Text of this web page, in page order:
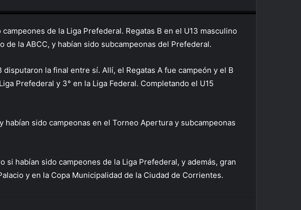
U15 C U13 Femenino
U11 Masculino U13 A
de la Liga Prefederal. Regatas B en el U13 masculino
la ABCC, y habían sido subcampeonas del Prefederal.
la final entre sí. Allí, el Regatas A fue campeón y el B
Prefederal y 3° en la Liga Federal. Completando el U15
sido campeonas en el Torneo Apertura y subcampeonas
habían sido campeones de la Liga Prefederal, y además, gran
y en la Copa Municipalidad de la Ciudad de Corrientes.